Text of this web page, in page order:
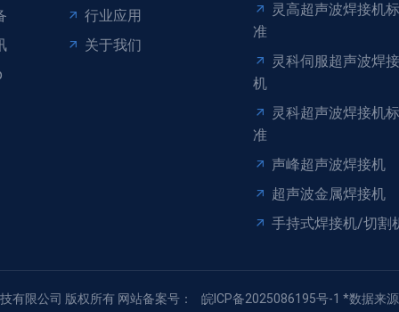
行业应用
关于我们
灵高超声波焊接机标
准
灵科伺服超声波焊接
机
灵科超声波焊接机标
准
声峰超声波焊接机
超声波金属焊接机
手持式焊接机/切割
限公司 版权所有 网站备案号： 皖ICP备2025086195号-1 *数据来